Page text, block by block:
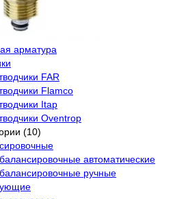
арматура
FAR
Flamco
Itap
Oventrop
(10)
автоматические
ручные